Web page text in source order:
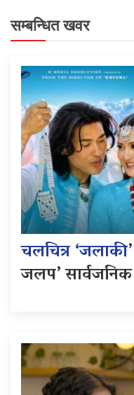
सम्बन्धित खवर
चलचित्र ‘जलाकी’
जलप’ सार्वजनिक